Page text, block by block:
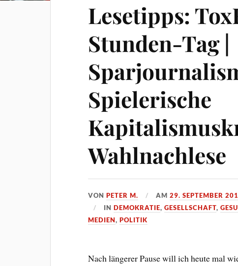
Lesetipps:
Stunden-Tag |
Spielerische
Wahlnachlese
VONPETER M. AM29. SEPTEMBER
INDEMOKRATIE,GESELLSCHAFT,
MEDIEN,POLITIK
Nach längerer Pause will ich heute mal